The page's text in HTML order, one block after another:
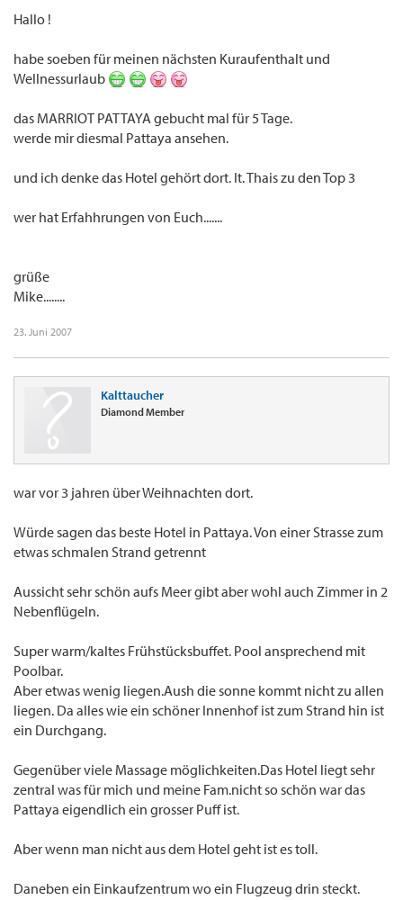
Hallo !
habe soeben für meinen nächsten Kuraufenthalt und
Wellnessurlaub
das MARRIOT PATTAYA gebucht mal für 5 Tage.
werde mir diesmal Pattaya ansehen.
und ich denke das Hotel gehört dort. lt. Thais zu den Top 3
wer hat Erfahhrungen von Euch.......
grüße
Mike........
23. Juni 2007
Kalttaucher
Diamond Member
war vor 3 jahren über Weihnachten dort.
Würde sagen das beste Hotel in Pattaya. Von einer Strasse zum
etwas schmalen Strand getrennt
Aussicht sehr schön aufs Meer gibt aber wohl auch Zimmer in 2
Nebenflügeln.
Super warm/kaltes Frühstücksbuffet. Pool ansprechend mit
Poolbar.
Aber etwas wenig liegen.Aush die sonne kommt nicht zu allen
liegen. Da alles wie ein schöner Innenhof ist zum Strand hin ist
ein Durchgang.
Gegenüber viele Massage möglichkeiten.Das Hotel liegt sehr
zentral was für mich und meine Fam.nicht so schön war das
Pattaya eigendlich ein grosser Puff ist.
Aber wenn man nicht aus dem Hotel geht ist es toll.
Daneben ein Einkaufzentrum wo ein Flugzeug drin steckt.